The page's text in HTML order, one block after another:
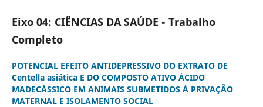
Eixo 04: CIÊNCIAS DA SAÚDE - Trabalho
Completo
POTENCIAL EFEITO ANTIDEPRESSIVO DO EXTRATO DE
Centella asiática E DO COMPOSTO ATIVO ÁCIDO
MADECÁSSICO EM ANIMAIS SUBMETIDOS À PRIVAÇÃO
MATERNAL E ISOLAMENTO SOCIAL